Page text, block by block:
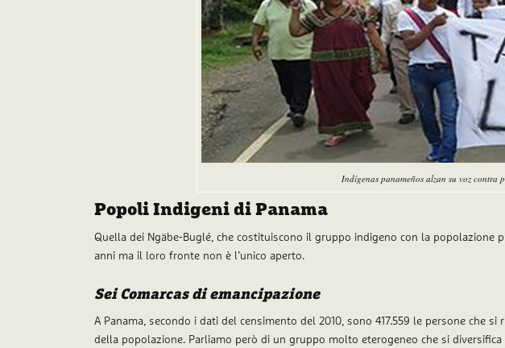
Indígenas panameños alzan su voz
Popoli Indigeni di Panama
Quella dei Ngäbe-Buglé, che costituiscono il gruppo indigeno con la popolazione
anni ma il loro fronte non è l’unico aperto.
Sei Comarcas di emancipazione
A Panama, secondo i dati del censimento del 2010, sono 417.559 le persone che
della popolazione. Parliamo però di un gruppo molto eterogeneo che si